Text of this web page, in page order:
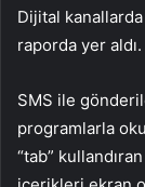
Dijital
raporda yer aldı.
SMS ile
programlarla
“tab”